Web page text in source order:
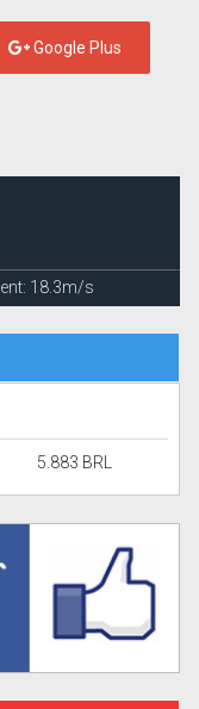
Google Plus
18.3m/s
5.883 BRL